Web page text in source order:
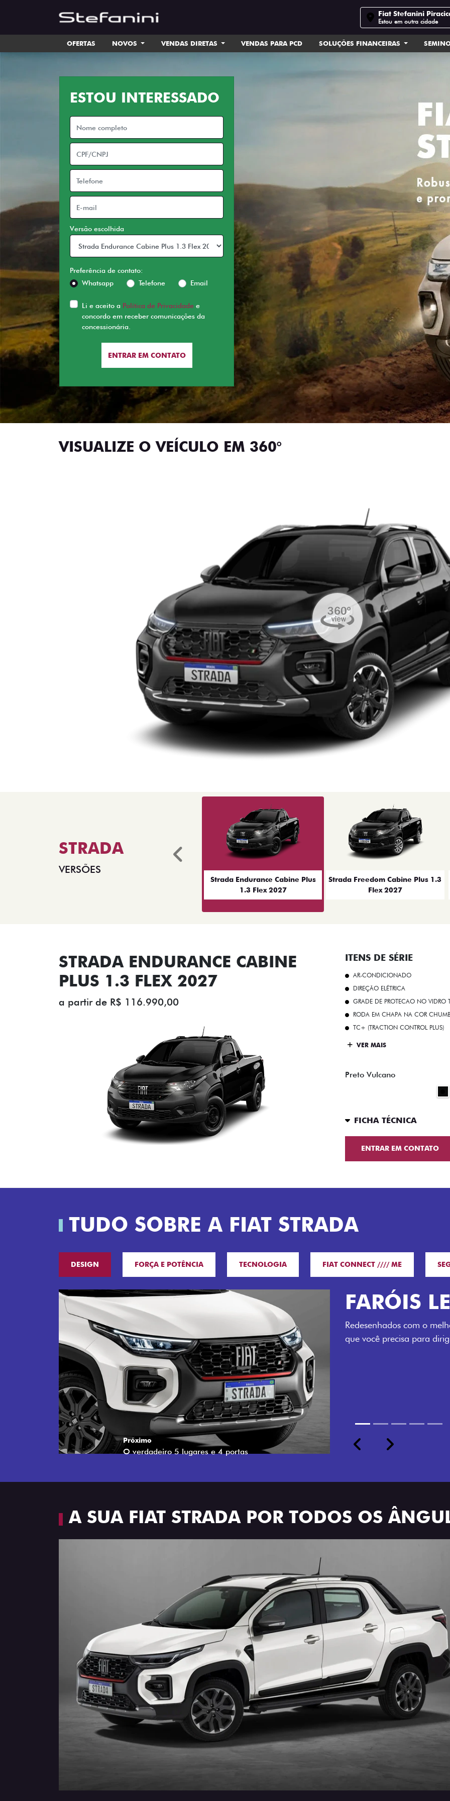
Fiat Stefanini
Estou em outra cidade
OFERTAS NOVOS VENDAS DIRETAS VENDAS PARA PCD SOLUÇÕES FINANCEIRAS
ESTOU INTERESSADO
Versão escolhida
Preferência de contato:
Whatsapp
Telefone Email
Li e aceito a Política de Privacidade e
concordo em receber comunicações da
concessionária.
ENTRAR EM CONTATO
VISUALIZE O VEÍCULO EM 360°
STRADA
VERSÕES
Strada Endurance Cabine Plus
1.3 Flex 2027
Strada Freedom Cabine Plus 1.3
Flex 2027
Anterior
STRADA ENDURANCE CABINE
PLUS 1.3 FLEX 2027
a partir de R$ 116.990,00
ITENS DE SÉRIE
AR-CONDICIONADO
DIREÇÃO ELÉTRICA
GRADE DE PROTECAO NO VIDRO
RODA EM CHAPA NA COR
TC+ (TRACTION CONTROL PLUS)
VER MAIS
Preto Vulcano
FICHA TÉCNICA
ENTRAR EM CONTATO
TUDO SOBRE A FIAT STRADA
DESIGN FORÇA E POTÊNCIA TECNOLOGIA FIAT CONNECT //// ME
O
LUGARES
Próximo
Espaço e conforto
PreviousNext
A SUA FIAT STRADA POR TODOS OS
Anterior